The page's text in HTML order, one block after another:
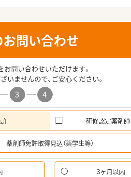
問い合わせ
問い合わせいただけます。
いませんので、ご安心ください。
3 4
研修認定薬剤師
薬剤師免許取得見込（薬学生等）
3ヶ月以内